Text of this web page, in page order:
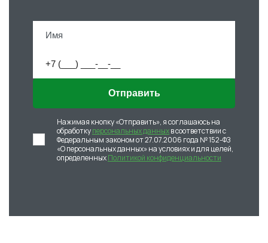
Отправить
Нажимая кнопку «Отправить», я соглашаюсь на
обработкуперсональных данныхв соответствии с
Федеральным законом от 27.07.2006 года № 152-ФЗ
«О персональных данных» на условиях и для целей,
определенныхПолитикой конфиденциальности